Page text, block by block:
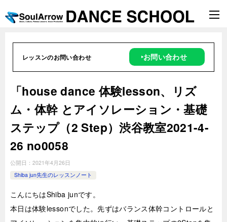
レッスンのお問い合わせ ‣お問い合わせ
「house dance 体験lesson、リズ
ム・体幹 とアイソレーション・基礎
ステップ（2 Step）渋谷教室2021-4-
26 no0058
公開日： 2021年4月26日
Shiba jun先生のレッスンノート
こんにちはShiba junです。
本日は体験lessonでした。先ずはバランス体幹コントロールと